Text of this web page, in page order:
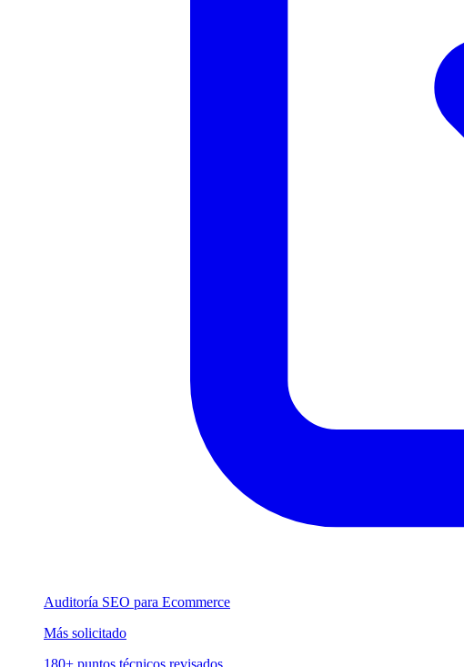
Auditoría SEO para Ecommerce
Más solicitado
180+ puntos técnicos revisados